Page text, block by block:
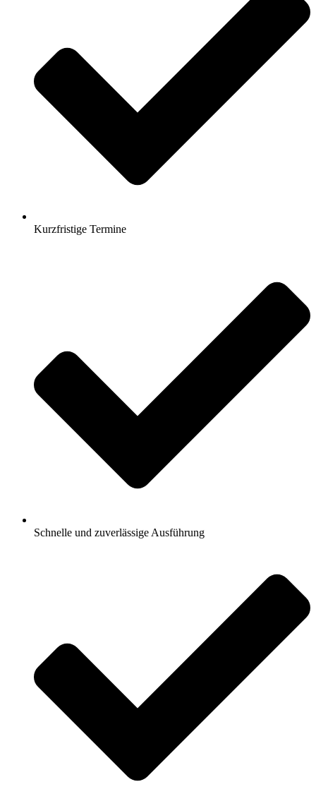
Kurzfristige Termine
Schnelle und zuverlässige Ausführung